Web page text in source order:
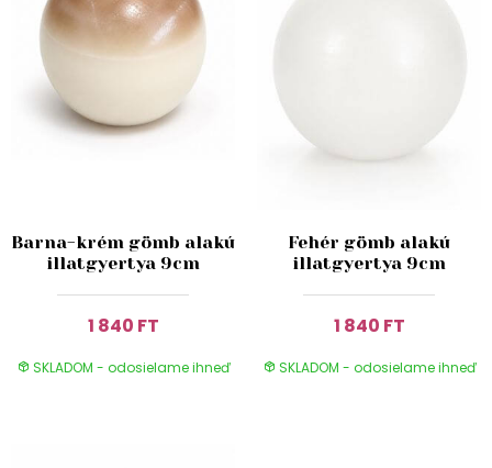
Barna-krém gömb alakú
illatgyertya 9cm
1 840 FT
SKLADOM - odosielame ihneď
Fehér gömb alakú
illatgyertya 9cm
1 840 FT
SKLADOM - odosielame ihneď